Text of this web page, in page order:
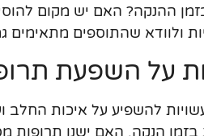
ההנקה? האם יש מקום
ולוודא שהתוספים מתאימים
על השפעת
להשפיע על איכות החלב
בזמן הנקה. האם ישנן תרופות